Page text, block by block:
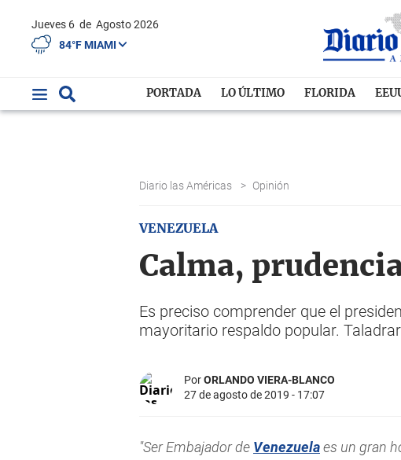
Jueves 6 de Agosto 2026
84°F MIAMI
PORTADA LO ÚLTIMO FLORIDA
Diario las Américas > Opinión
VENEZUELA
Calma,
Es preciso comprender que el
mayoritario respaldo popular.
PorORLANDO VIERA-BLANCO
27 de agosto de 2019 - 17:07
"Ser Embajador de Venezuelaes un gran